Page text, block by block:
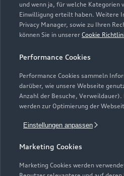
und wenn ja, für welche Kategorien
Einwilligung erteilt haben. Weitere
Privacy Manager, sowie zu Ihren
können Sie in unserer Cookie
Performance Cookies
Performance Cookies sammeln
darüber, wie unsere Webseite
Anzahl der Besuche, Verweildauer).
werden zur Optimierung der
Einstellungen anpassen
Marketing Cookies
Marketing Cookies werden
Modelle
Elektromodelle
Plug-in-Hybride
Neuwagensuche
Gebrauchtwagensuche
Service & Zubehör
Saisonale Angebote
Audi Services
Garantie
Audi digital services
Support
Über Audi
Unternehmen